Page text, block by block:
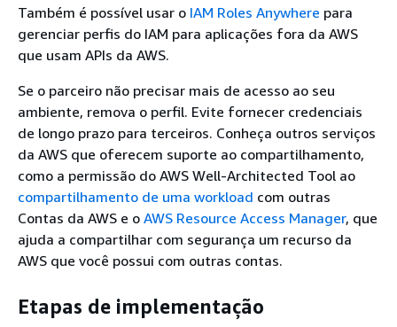
Também é possível usar o IAM Roles Anywhere para
gerenciar perfis do IAM para aplicações fora da AWS
que usam APIs da AWS.
Se o parceiro não precisar mais de acesso ao seu
ambiente, remova o perfil. Evite fornecer credenciais
de longo prazo para terceiros. Conheça outros serviços
da AWS que oferecem suporte ao compartilhamento,
como a permissão do AWS Well-Architected Tool ao
compartilhamento de uma workload com outras
Contas da AWS e o AWS Resource Access Manager, que
ajuda a compartilhar com segurança um recurso da
AWS que você possui com outras contas.
Etapas de implementação